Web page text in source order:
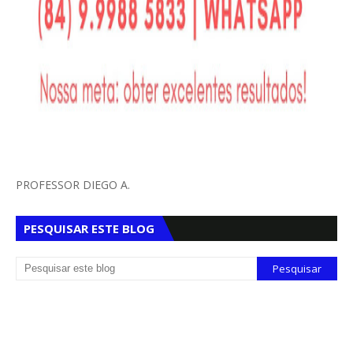
PROFESSOR DIEGO A.
PESQUISAR ESTE BLOG